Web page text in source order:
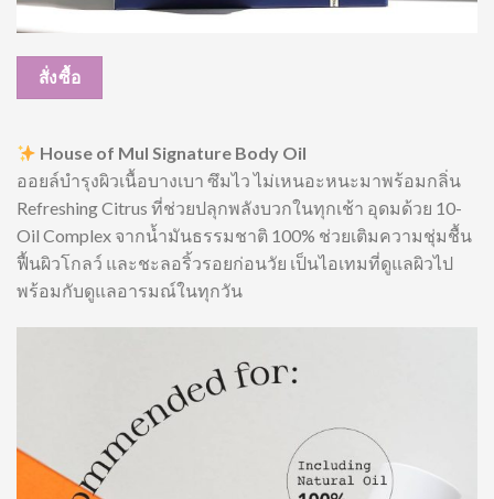
สั่งซื้อ
House of Mul Signature Body Oil
ออยล์บำรุงผิวเนื้อบางเบา ซึมไว ไม่เหนอะหนะมาพร้อมกลิ่น
Refreshing Citrus ที่ช่วยปลุกพลังบวกในทุกเช้า อุดมด้วย 10-
Oil Complex จากน้ำมันธรรมชาติ 100% ช่วยเติมความชุ่มชื้น
ฟื้นผิวโกลว์ และชะลอริ้วรอยก่อนวัย เป็นไอเทมที่ดูแลผิวไป
พร้อมกับดูแลอารมณ์ในทุกวัน